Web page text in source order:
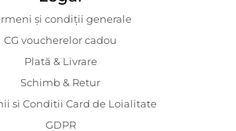
și condiții generale
CG voucherelor cadou
Plată & Livrare
Schimb & Retur
si Conditii Card de Loialitate
GDPR